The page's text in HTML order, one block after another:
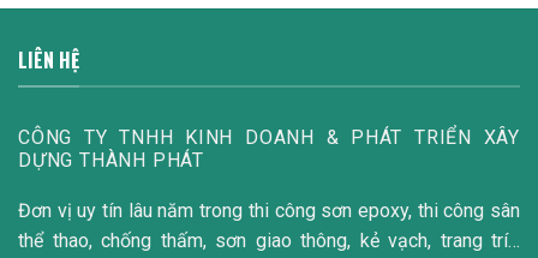
LIÊN HỆ
CÔNG TY TNHH KINH DOANH & PHÁT TRIỂN XÂY
DỰNG THÀNH PHÁT
Đơn vị uy tín lâu năm trong thi công sơn epoxy, thi công sân
thể thao, chống thấm, sơn giao thông, kẻ vạch, trang trí…